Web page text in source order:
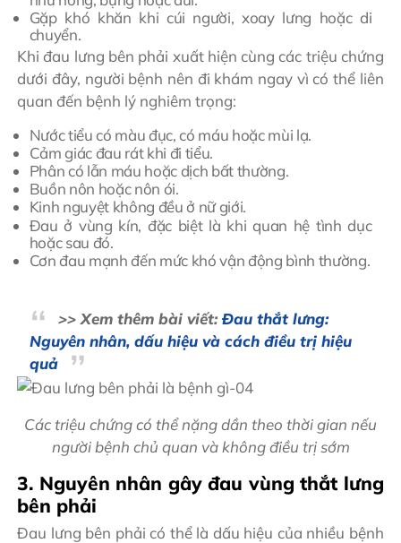
Gặp khó khăn khi cúi người, xoay lưng hoặc di
chuyển.
Khi đau lưng bên phải xuất hiện cùng các triệu chứng
dưới đây, người bệnh nên đi khám ngay vì có thể liên
quan đến bệnh lý nghiêm trọng:
Nước tiểu có màu đục, có máu hoặc mùi lạ.
Cảm giác đau rát khi đi tiểu.
Phân có lẫn máu hoặc dịch bất thường.
Buồn nôn hoặc nôn ói.
Kinh nguyệt không đều ở nữ giới.
Đau ở vùng kín, đặc biệt là khi quan hệ tình dục
hoặc sau đó.
Cơn đau mạnh đến mức khó vận động bình thường.
>> Xem thêm bài viết:Đau thắt lưng:
Nguyên nhân, dấu hiệu và cách điều trị hiệu
quả
Các triệu chứng có thể nặng dần theo thời gian nếu
người bệnh chủ quan và không điều trị sớm
3. Nguyên nhân gây đau vùng thắt lưng
bên phải
Đau lưng bên phải có thể là dấu hiệu của nhiều bệnh